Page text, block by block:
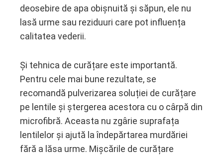
deosebire de apa obișnuită și săpun, ele nu
lasă urme sau reziduuri care pot influența
calitatea vederii.
Și tehnica de curățare este importantă.
Pentru cele mai bune rezultate, se
recomandă pulverizarea soluției de curățare
pe lentile și ștergerea acestora cu o cârpă din
microfibră. Aceasta nu zgârie suprafața
lentilelor și ajută la îndepărtarea murdăriei
fără a lăsa urme. Mișcările de curățare